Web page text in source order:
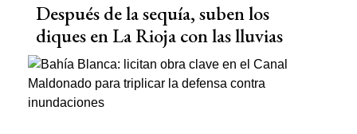
Después de la sequía, suben los
diques en La Rioja con las lluvias